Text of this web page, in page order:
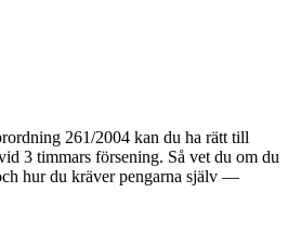
261/2004 kan du ha rätt till
3 timmars försening. Så vet du om du
hur du kräver pengarna själv —